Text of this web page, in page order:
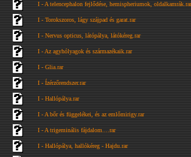
I - A telencephalon fejlődése, hemispheriumok, oldalkamrák.rar
I - Torokszoros, lágy szájpad és garat.rar
I - Nervus opticus, látópálya, látókéreg.rar
I - Az agyhólyagok és származékaik.rar
I - Glia.rar
I - Ízérzőrendszer.rar
I - Hallópálya.rar
I - A bőr és függelékei, és az emlőmirigy.rar
I - A trigeminális fájdalom....rar
I - Hallópálya, hallókéreg - Hajdu.rar